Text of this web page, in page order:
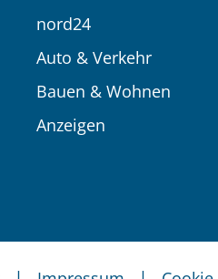
nord24
Auto & Verkehr
Bauen & Wohnen
Anzeigen